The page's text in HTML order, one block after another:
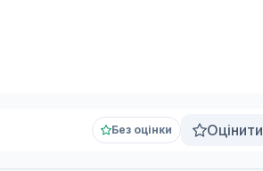
Без оцінки Оцінити